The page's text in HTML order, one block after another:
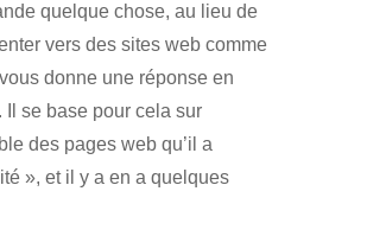
quelque chose, au lieu de
vers des sites web comme
donne une réponse en
Il se base pour cela sur
des pages web qu’il a
», et il y a en a quelques